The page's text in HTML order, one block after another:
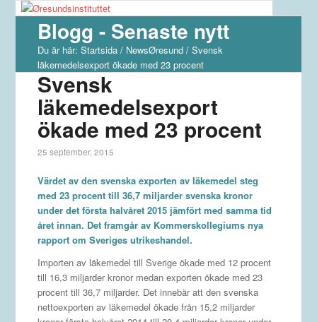
Blogg - Senaste nytt
Du är här: Startsida / NewsØresund / Svensk
läkemedelsexport ökade med 23 procent
Svensk
läkemedelsexport
ökade med 23 procent
25 september, 2015
Värdet av den svenska exporten av läkemedel steg
med 23 procent till 36,7 miljarder svenska kronor
under det första halvåret 2015 jämfört med samma tid
året innan. Det framgår av Kommerskollegiums nya
rapport om Sveriges utrikeshandel.
Importen av läkemedel till Sverige ökade med 12 procent
till 16,3 miljarder kronor medan exporten ökade med 23
procent till 36,7 miljarder. Det innebär att den svenska
nettoexporten av läkemedel ökade från 15,2 miljarder